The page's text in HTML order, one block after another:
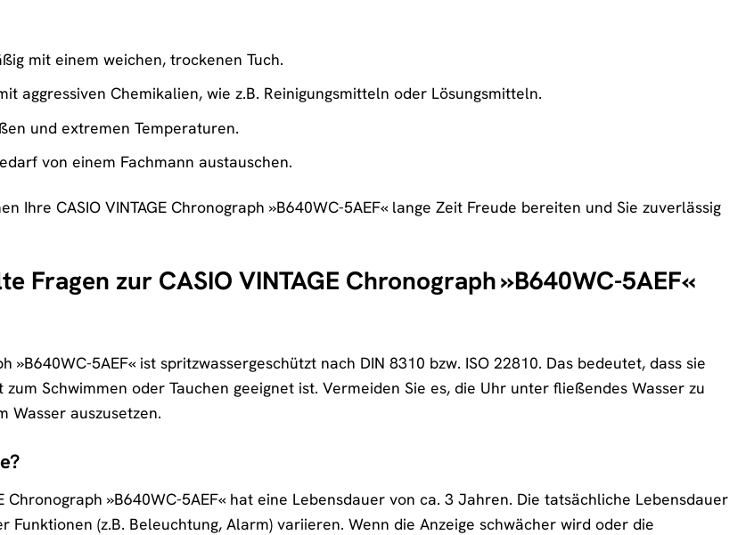
mit einem weichen, trockenen Tuch.
aggressiven Chemikalien, wie z.B. Reinigungsmitteln oder Lösungsmitteln.
und extremen Temperaturen.
von einem Fachmann austauschen.
Ihre CASIO VINTAGE Chronograph »B640WC-5AEF« lange Zeit Freude bereiten und Sie zuverlässig
Fragen zur CASIO VINTAGE Chronograph »B640WC-5AEF«
»B640WC-5AEF« ist spritzwassergeschützt nach DIN 8310 bzw. ISO 22810. Das bedeutet, dass sie
Schwimmen oder Tauchen geeignet ist. Vermeiden Sie es, die Uhr unter fließendes Wasser zu
Wasser auszusetzen.
Chronograph »B640WC-5AEF« hat eine Lebensdauer von ca. 3 Jahren. Die tatsächliche Lebensdauer
Funktionen (z.B. Beleuchtung, Alarm) variieren. Wenn die Anzeige schwächer wird oder die